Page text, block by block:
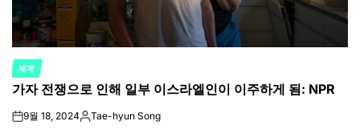
POSTED
IN
세계
가자 전쟁으로 인해 일부 이스라엘인이 이주하게 됨: NPR
on9월 18, 2024Posted
Tae-hyun Song